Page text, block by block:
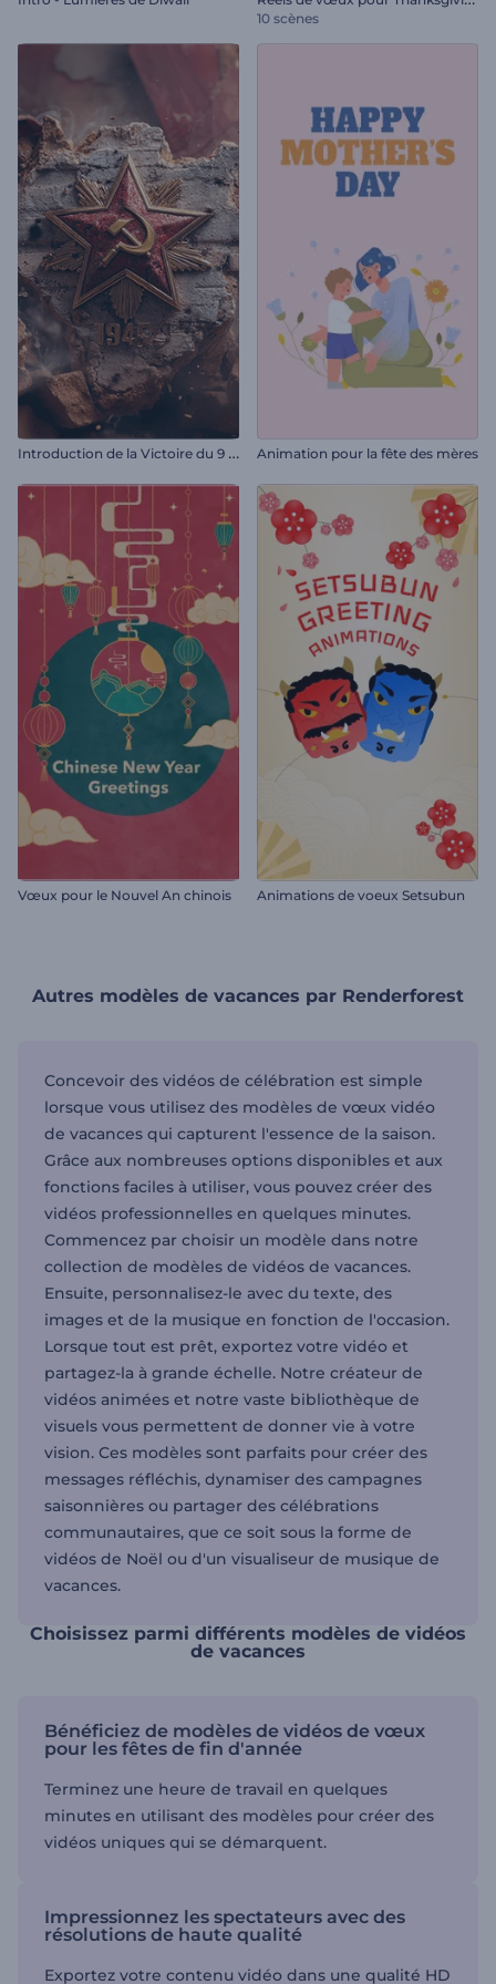
10 scènes
I
ntroduction de la Victoire du 9 Mai Animation pour la fête des mères
Vœux pour le Nouvel An chinois Animations de voeux Setsubun
Autres modèles de vacances par Renderforest
Concevoir des vidéos de célébration est simple
lorsque vous utilisez des modèles de vœux vidéo
de vacances qui capturent l'essence de la saison.
Grâce aux nombreuses options disponibles et aux
fonctions faciles à utiliser, vous pouvez créer des
vidéos professionnelles en quelques minutes.
Commencez par choisir un modèle dans notre
collection de modèles de vidéos de vacances.
Ensuite, personnalisez-le avec du texte, des
images et de la musique en fonction de l'occasion.
Lorsque tout est prêt, exportez votre vidéo et
partagez-la à grande échelle. Notre créateur de
vidéos animées et notre vaste bibliothèque de
visuels vous permettent de donner vie à votre
vision. Ces modèles sont parfaits pour créer des
messages réfléchis, dynamiser des campagnes
saisonnières ou partager des célébrations
communautaires, que ce soit sous la forme de
vidéos de Noël ou d'un visualiseur de musique de
vacances.
Choisissez parmi différents modèles de vidéos
de vacances
Bénéficiez de modèles de vidéos de vœux
pour les fêtes de fin d'année
Terminez une heure de travail en quelques
minutes en utilisant des modèles pour créer des
vidéos uniques qui se démarquent.
Impressionnez les spectateurs avec des
résolutions de haute qualité
Exportez votre contenu vidéo dans une qualité HD